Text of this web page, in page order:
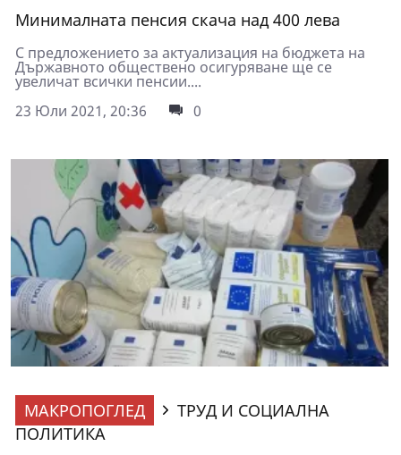
Минималната пенсия скача над 400 лева
С предложението за актуализация на бюджета на
Държавното обществено осигуряване ще се
увеличат всички пенсии....
23 Юли 2021, 20:36
0
МАКРОПОГЛЕД
ТРУД И СОЦИАЛНА
ПОЛИТИКА